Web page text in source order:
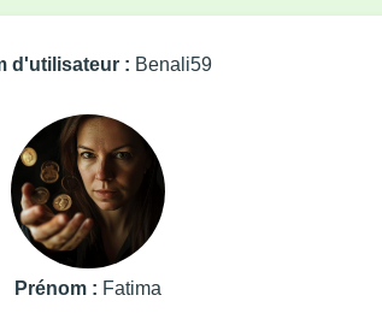
d'utilisateur : Benali59
Prénom : Fatima